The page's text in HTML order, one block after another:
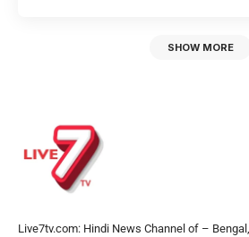
SHOW MORE
Live7tv.com: Hindi News Channel of –